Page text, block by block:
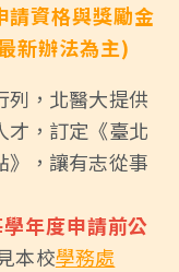
請資格與獎勵金
新辦法為主)
，北醫大提供
才，訂定《臺北
》，讓有志從事
年度申請前公
本校學務處